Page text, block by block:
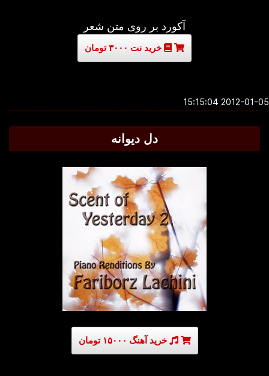
آکورد بر روی متن شعر
خرید نت ۳۰۰۰ تومان
2012-01-05
دل دیوانه
خرید آهنگ ۱۵۰۰۰ تومان